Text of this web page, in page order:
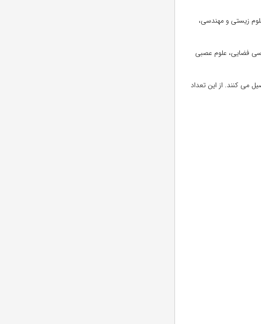
علوم زیستی و مهندسی،
فضایی، علوم عصبی
و ۵۶ درصد در مرحله کارشناسی ارشد تحصیل می کنند. از این تعداد